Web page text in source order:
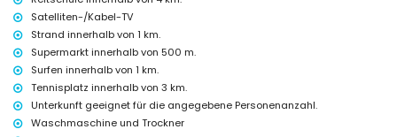
Tennis, Golf (Novo Sancti Petri), Reiten, Mountainbiking und
Kajakfahren (innerhalb von 5 Kilometern von der Villa)
Klettern (innerhalb von 10 Kilometern von der Villa)
Satelliten-/Kabel-TV
Strand innerhalb von 1 km.
Supermarkt innerhalb von 500 m.
Surfen innerhalb von 1 km.
Tennisplatz innerhalb von 3 km.
Unterkunft geeignet für die angegebene Personenanzahl.
Waschmaschine und Trockner